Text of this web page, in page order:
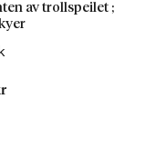
av trollspeilet ;